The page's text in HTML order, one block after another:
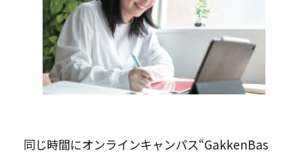
同じ時間にオンラインキャンパス“GakkenBas